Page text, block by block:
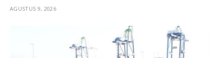
AGUSTUS 9, 2026